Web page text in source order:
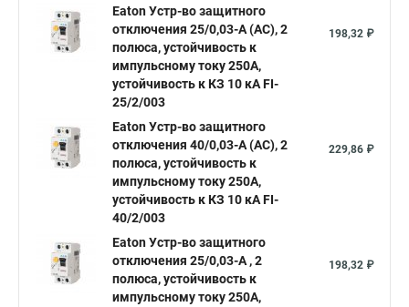
Eaton Устр-во защитного
отключения 25/0,03-А (AC), 2
полюса, устойчивость к
импульсному току 250А,
устойчивость к КЗ 10 кА FI-
25/2/003
198,32 ₽
Eaton Устр-во защитного
отключения 40/0,03-А (AC), 2
полюса, устойчивость к
импульсному току 250А,
устойчивость к КЗ 10 кА FI-
40/2/003
229,86 ₽
Eaton Устр-во защитного
отключения 25/0,03-А , 2
полюса, устойчивость к
импульсному току 250А,
198,32 ₽